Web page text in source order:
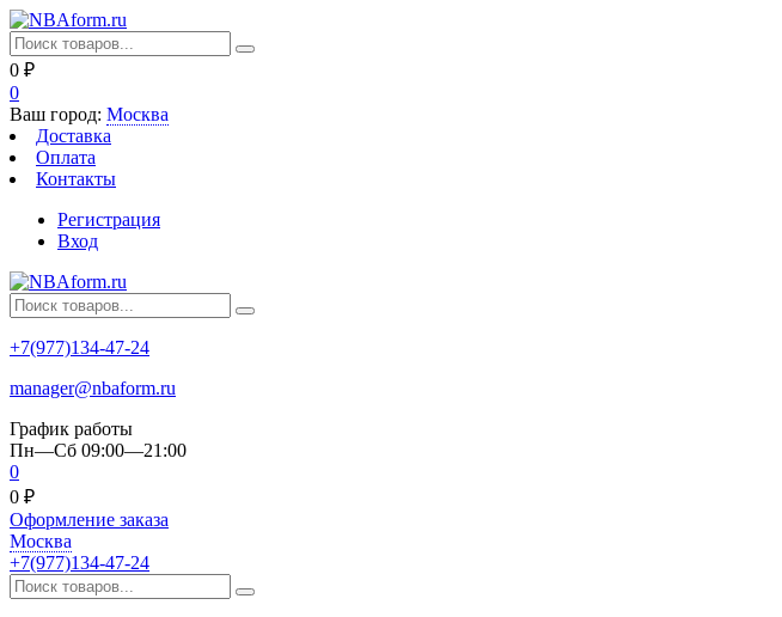
0 ₽
0
Ваш город: Москва
Доставка
Оплата
Контакты
Регистрация
Вход
+7(977)134-47-24
manager@nbaform.ru
График работы
Пн—Сб 09:00—21:00
0
0 ₽
Оформление заказа
Москва
+7(977)134-47-24